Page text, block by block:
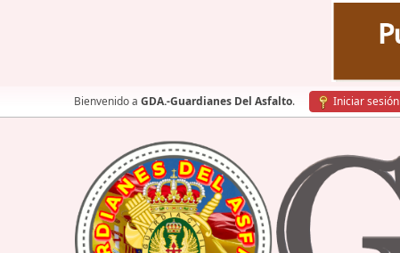
Bienvenido a GDA.-Guardianes Del Asfalto. Iniciar sesión